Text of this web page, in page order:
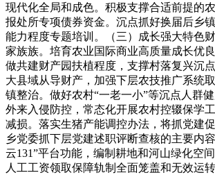
现代化全局和成色。积极支撑合适前提的
报处所专项债券资金。沉点抓好换届后乡
能力程度专题培训。（三）成长强大特色财
家族族。培育农业国际商业高质量成长优
做共建财产园扶植程度，支撑村落复兴沉
大县域从导财产，加强下层农技推广系统
镇整治。做好农村“一老一小”等沉点人群
外来入侵防控，常态化开展农村控辍保学
减损。落实生猪产能调控办法，将抓党建
乡党委抓下层党建述职评断查核的主要内
云131”平台功能，编制耕地和河山绿化空
人工工资领取保障轨制全面笼盖和无效运